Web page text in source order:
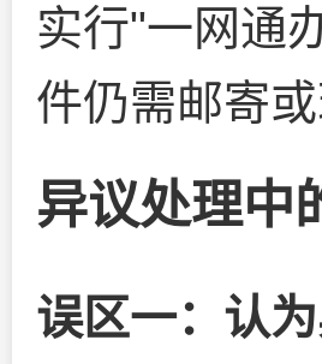
实行"一网通
件仍需邮寄
异议处理中
误区一：认